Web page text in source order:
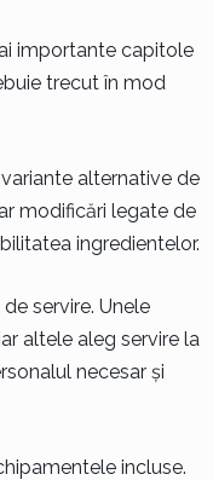
importante capitole
trecut în mod
alternative de
modificări legate de
ingredientelor.
servire. Unele
altele aleg servire la
necesar și
incluse.